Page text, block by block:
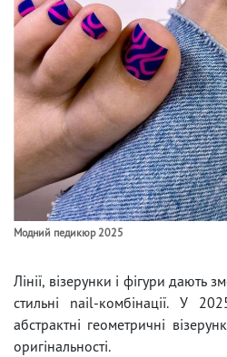
Модний педикюр 2025
Лінії, візерунки і фігури дають
стильні nail-комбінації. У
абстрактні геометричні
оригінальності.